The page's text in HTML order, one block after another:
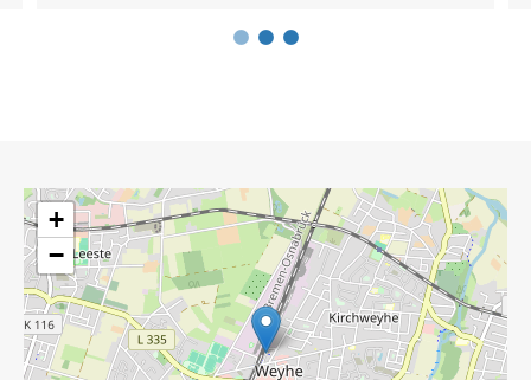
1 2 3
+
−